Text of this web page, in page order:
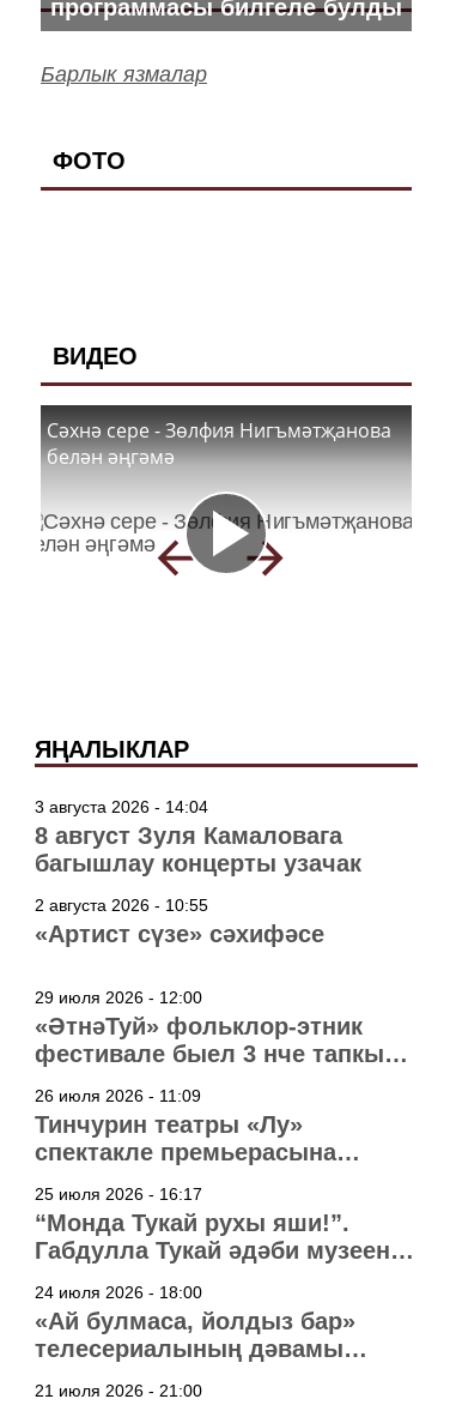
программасы билгеле булды
Барлык язмалар
ФОТО
ВИДЕО
Сәхнә сере - Зөлфия Нигъмәтҗанова
белән әңгәмә
ЯҢАЛЫКЛАР
3 августа 2026 - 14:04
8 август Зуля Камаловага
багышлау концерты узачак
2 августа 2026 - 10:55
«Артист сүзе» сәхифәсе
29 июля 2026 - 12:00
«ӘтнәТуй» фольклор-этник
фестивале быел 3 нче тапкыр
26 июля 2026 - 11:09
Тинчурин театры «Лу»
спектакле премьерасына
25 июля 2026 - 16:17
“Монда Тукай рухы яши!”.
Габдулла Тукай әдәби музеена
24 июля 2026 - 18:00
«Ай булмаса, йолдыз бар»
телесериалының дәвамы
21 июля 2026 - 21:00